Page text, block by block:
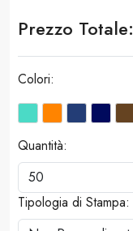
Prezzo Totale:
Colori:
Quantità:
Tipologia di Stampa: